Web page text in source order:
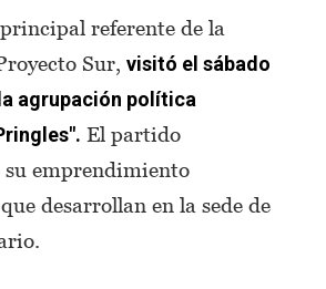
referente de la
Sur, visitó el sábado
agrupación política
El partido
emprendimiento
desarrollan en la sede de